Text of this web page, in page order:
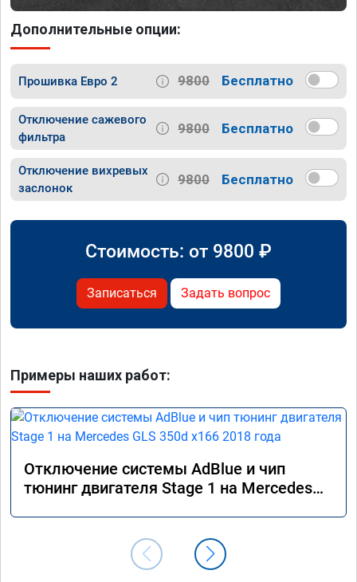
Дополнительные опции:
Прошивка Евро 2 9800 Бесплатно
Отключение сажевого
фильтра
9800 Бесплатно
Отключение вихревых
заслонок
9800 Бесплатно
Стоимость: от 9800 ₽
Записаться Задать вопрос
Примеры наших работ:
Отключение системы AdBlue и чип
тюнинг двигателя Stage 1 на Mercedes